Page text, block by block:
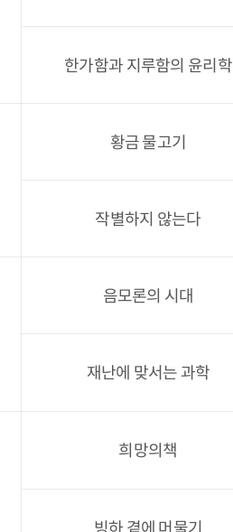
한가함과 지루함의 윤리학
황금 물고기
작별하지 않는다
음모론의 시대
재난에 맞서는 과학
희망의책